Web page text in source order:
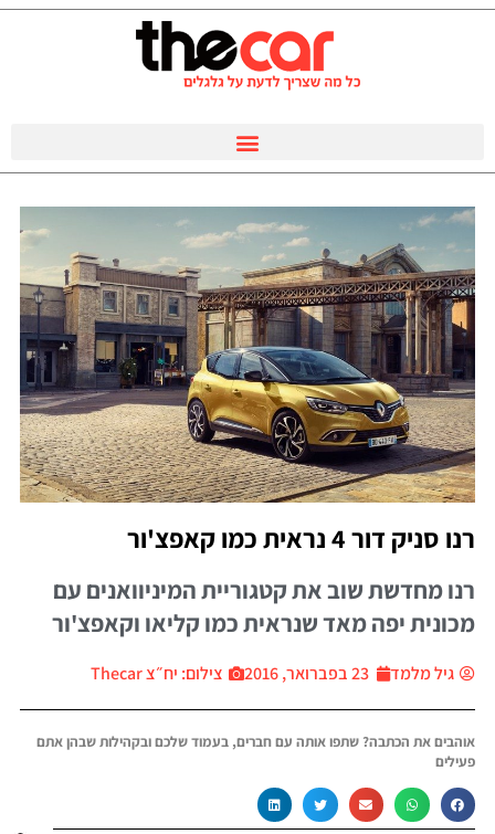
רנו סניק דור 4 נראית כמו קאפצ'ור
רנו מחדשת שוב את קטגוריית המיניוואנים עם
מכונית יפה מאד שנראית כמו קליאו וקאפצ'ור
גיל מלמד 23 בפברואר, 2016 צילום: יח״צ Thecar
אוהבים את הכתבה? שתפו אותה עם חברים, בעמוד שלכם ובקהילות שבהן אתם
פעילים